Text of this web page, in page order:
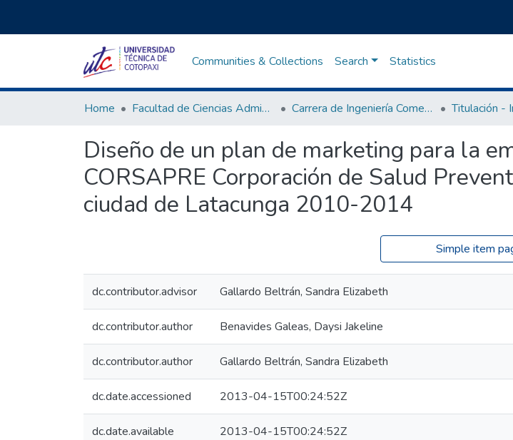
Communities & Collections Search Statistics
Home Facultad de Ciencias Administrativas y Humanísticas Carrera de Ingeniería Comercial
Diseño de un plan de marketing para la
CORSAPRE Corporación de Salud
ciudad de Latacunga 2010-2014
Simple item
dc.contributor.advisor Gallardo Beltrán, Sandra Elizabeth
dc.contributor.author Benavides Galeas, Daysi Jakeline
dc.contributor.author Gallardo Beltrán, Sandra Elizabeth
dc.date.accessioned 2013-04-15T00:24:52Z
dc.date.available 2013-04-15T00:24:52Z